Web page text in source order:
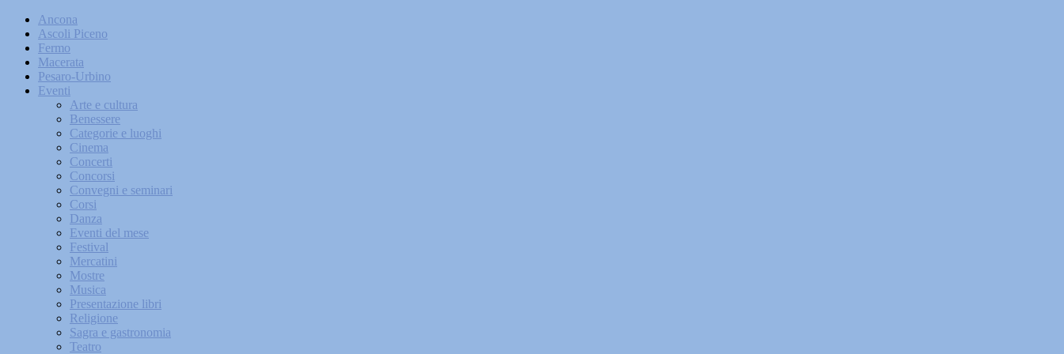
Ancona
Ascoli Piceno
Fermo
Macerata
Pesaro-Urbino
Eventi
Arte e cultura
Benessere
Categorie e luoghi
Cinema
Concerti
Concorsi
Convegni e seminari
Corsi
Danza
Eventi del mese
Festival
Mercatini
Mostre
Musica
Presentazione libri
Religione
Sagra e gastronomia
Teatro